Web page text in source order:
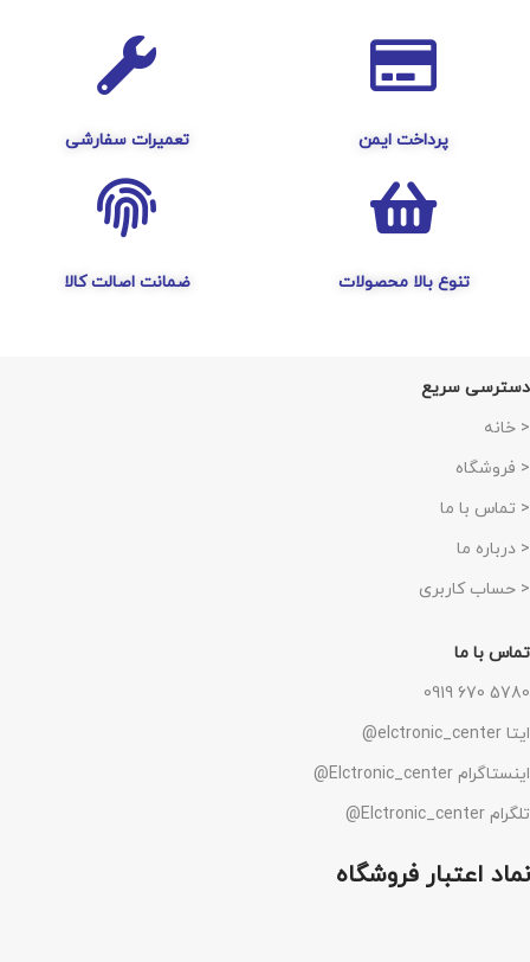
پرداخت ایمن تعمیرات سفارشی
تنوع بالا محصولات ضمانت اصالت کالا
دسترسی سریع
< خانه
< فروشگاه
< تماس با ما
< درباره ما
< حساب کاربری
تماس با ما
5780 670 0919
ایتا elctronic_center@
اینستاگرام Elctronic_center@
تلگرام Elctronic_center@
نماد اعتبار فروشگاه